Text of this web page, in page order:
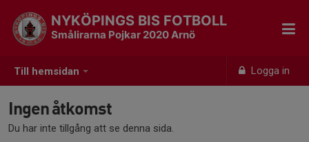
Till hemsidan Logga in
NYKÖPINGS BIS FOTBOLL
Smålirarna Pojkar 2020 Arnö
Ingen åtkomst
Du har inte tillgång att se denna sida.